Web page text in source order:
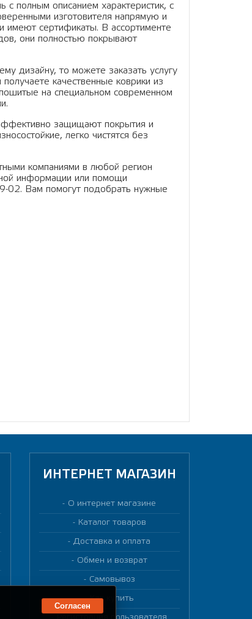
полным описанием характеристик, с
изготовителя напрямую и
имеют сертификаты. В ассортименте
они полностью покрывают
дизайну, то можете заказать услугу
качественные коврики из
на специальном современном
защищают покрытия и
легко чистятся без
компаниями в любой регион
информации или помощи
02. Вам помогут подобрать нужные
ИНТЕРНЕТ МАГАЗИН
О интернет магазине
Каталог товаров
Доставка и оплата
Обмен и возврат
Самовывоз
Как купить
Согласен